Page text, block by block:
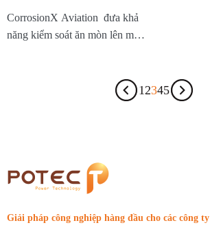
vệ Hàng không & mạch
điện – điện tử)
CorrosionX Aviation đưa khả
năng kiểm soát ăn mòn lên một
1 2345
Giải pháp công nghiệp hàng đầu cho các công ty